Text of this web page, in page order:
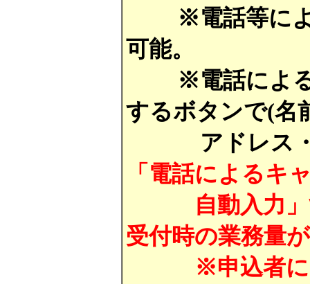
※電話等によ
可能。
※電話による
するボタンで(名
アドレス・生
「電話によるキ
自動入力」す
受付時の業務量
※申込者に「